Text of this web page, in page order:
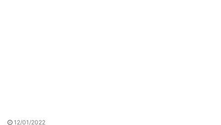
12/01/2022